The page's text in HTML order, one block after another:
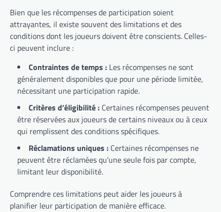
Bien que les récompenses de participation soient
attrayantes, il existe souvent des limitations et des
conditions dont les joueurs doivent être conscients. Celles-
ci peuvent inclure :
Contraintes de temps : Les récompenses ne sont
généralement disponibles que pour une période limitée,
nécessitant une participation rapide.
Critères d’éligibilité : Certaines récompenses peuvent
être réservées aux joueurs de certains niveaux ou à ceux
qui remplissent des conditions spécifiques.
Réclamations uniques : Certaines récompenses ne
peuvent être réclamées qu’une seule fois par compte,
limitant leur disponibilité.
Comprendre ces limitations peut aider les joueurs à
planifier leur participation de manière efficace.